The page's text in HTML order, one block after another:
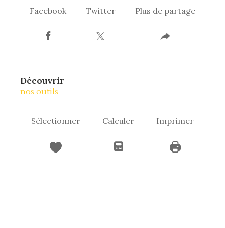
Facebook Twitter Plus de partage
découvrir
nos outils
Sélectionner Calculer Imprimer